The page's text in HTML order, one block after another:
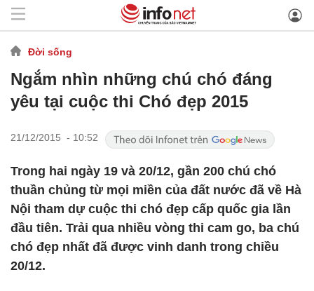
Đời sống
Ngắm nhìn những chú chó đáng
yêu tại cuộc thi Chó đẹp 2015
21/12/2015 - 10:52
Trong hai ngày 19 và 20/12, gần 200 chú chó
thuần chủng từ mọi miền của đất nước đã về Hà
Nội tham dự cuộc thi chó đẹp cấp quốc gia lần
đầu tiên. Trải qua nhiều vòng thi cam go, ba chú
chó đẹp nhất đã được vinh danh trong chiều
20/12.